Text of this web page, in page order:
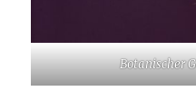
Botanischer